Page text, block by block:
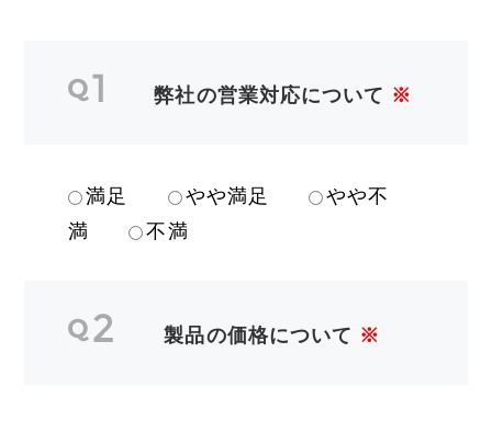
弊社の営業対応について ※
満足 やや満足
やや不
満
不満
製品の価格について ※